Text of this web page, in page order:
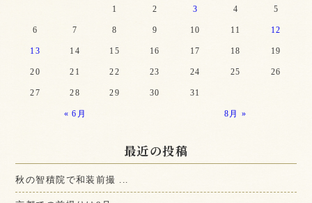
« 6月 8月 »
1 2 3 4 5
6 7 8 9 10 11 12
13 14 15 16 17 18 19
20 21 22 23 24 25 26
27 28 29 30 31
最近の投稿
秋の智積院で和装前撮 ...